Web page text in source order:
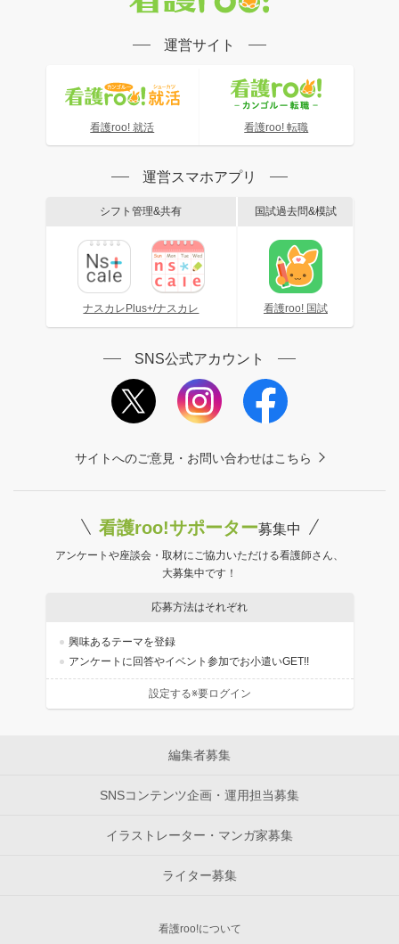
運営サイト
看護roo! 就活 看護roo! 転職
運営スマホアプリ
シフト管理&共有
ナスカレPlus+/ナスカレ
国試過去問&模試
看護roo! 国試
SNS公式アカウント
サイトへのご意見・お問い合わせはこちら
看護roo!サポーター募集中
アンケートや座談会・取材にご協力いただける看護師さん、
大募集中です！
応募方法はそれぞれ
興味あるテーマを登録
アンケートに回答やイベント参加でお小遣いGET!!
設定する※要ログイン
編集者募集
SNSコンテンツ企画・運用担当募集
イラストレーター・マンガ家募集
ライター募集
看護roo!について